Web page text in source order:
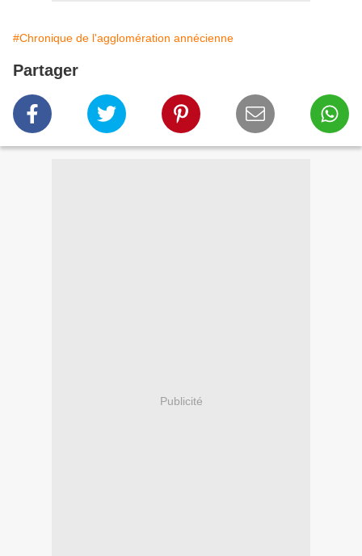
#Chronique de l'agglomération annécienne
Partager
Publicité